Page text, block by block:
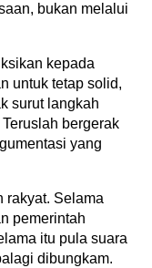
bukan melalui
kepada
untuk tetap solid,
surut langkah
bergerak
yang
rakyat. Selama
pemerintah
itu pula suara
dibungkam.